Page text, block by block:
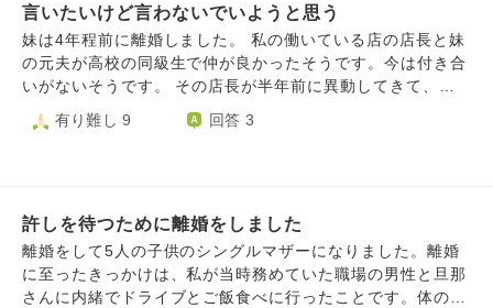
ば、このまま我慢を続けるより新しい人生を歩む方が良いと
考えて離婚を選びました。それでも、なぜかとてもつらい気
持ちになります。 さらに、離婚届を提出する直前に横断歩
道で派手に転び、両手両足にけがをしました。そのため、
と考えてしまい、余計に心が揺れています。 時間がたてば
葉をいただけましたら幸いです。
も拒否されてしまっています。 もうこれ以上長引かせたく
ないですが、不要なものまで送りつけられたり、必要なもの
を送り返してくれないのではないかと不安で仕方ありませ
ん。 考えすぎだといわれればそうかもしれませんが、離婚
た。 私の家族は『いらないものも送られてても、こちらで
こだわらないように構えていた方がいいのでしょうか？ こ
だわらない様にしていても、どうしても不安が拭えません。
言いたいけど言わないでいようと思う
妹は4年程前に離婚しました。 私の働いている店の店長と妹
の元夫が高校の同級生で仲が良かったそうです。今は付き合
いがないそうです。 その店長が半年前に異動してきて、家
族といつか聞かれるかもね、なんて話していました。 そし
て昨日、元夫は元気ですか、って聞かれたので離婚しまし
かと思っています。 まとまっていない文章ですみません。
よろしくお願いします。
有り難し 9 回答 3
許しを待つために離婚をしました
離婚をして5人の子供のシングルマザーになりました。離婚
に至ったきっかけは、私が当時務めていた職場の男性と旦那
さんに内緒でドライブとご飯食べに行ったことです。体の関